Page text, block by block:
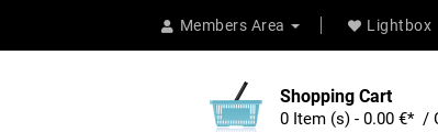
Members Area Lightbox
Shopping Cart
0 Item (s) -